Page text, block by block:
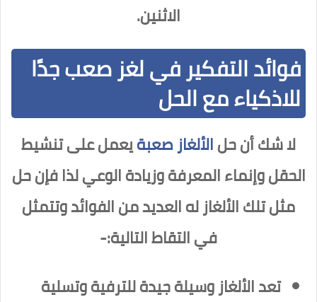
الاثنين.
فوائد التفكير في لغز صعب جدًا
للاذكياء مع الحل
لا شك أن حلالألغاز صعبةيعمل على تنشيط
الحقل وإنماء المعرفة وزيادة الوعي لذا فإن حل
مثل تلك الألغاز له العديد من الفوائد وتتمثل
في التقاط التالية:-
تعد الألغاز وسيلة جيدة للترفية وتسلية